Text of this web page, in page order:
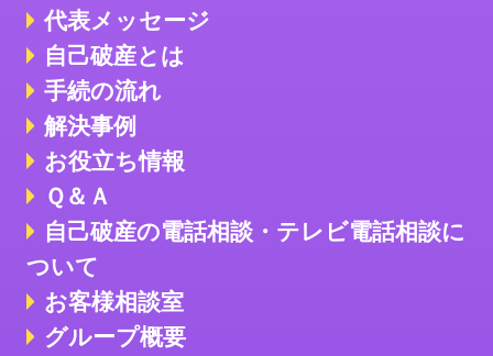
代表メッセージ
自己破産とは
手続の流れ
解決事例
お役立ち情報
Ｑ＆Ａ
自己破産の電話相談・テレビ電話相談に
ついて
お客様相談室
グループ概要